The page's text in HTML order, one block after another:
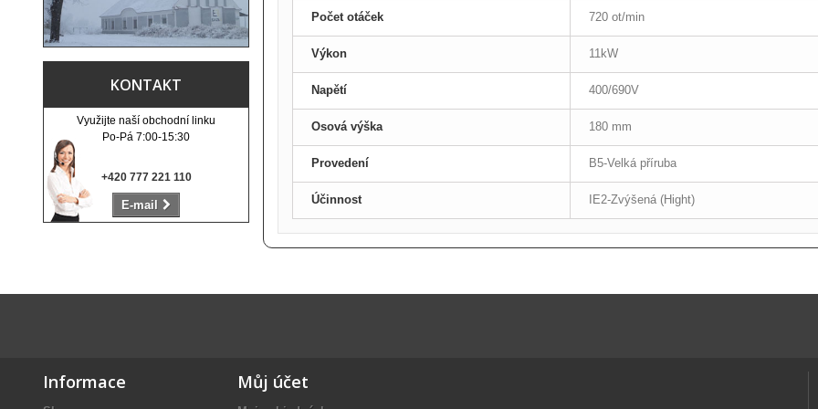
KONTAKT
Využijte naší obchodní linku
Po-Pá 7:00-15:30
+420 777 221 110
E-mail
Počet otáček 720 ot/min
Výkon 11kW
Napětí 400/690V
Osová výška 180 mm
Provedení B5-Velká příruba
Účinnost IE2-Zvýšená (Hight)
Informace Můj účet